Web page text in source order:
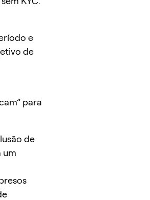
e
de
para
de
um